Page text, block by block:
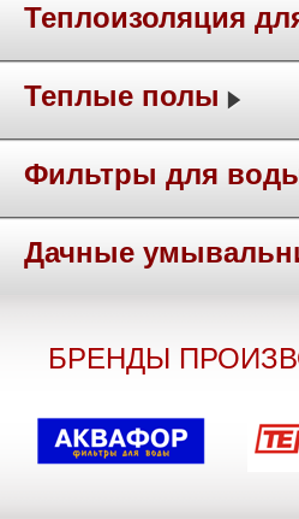
Теплоизоляция
Теплые полы
Фильтры для
Дачные
БРЕНДЫ